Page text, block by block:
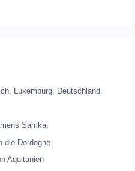
Luxemburg, Deutschland.
Samka.
die Dordogne
Aquitanien